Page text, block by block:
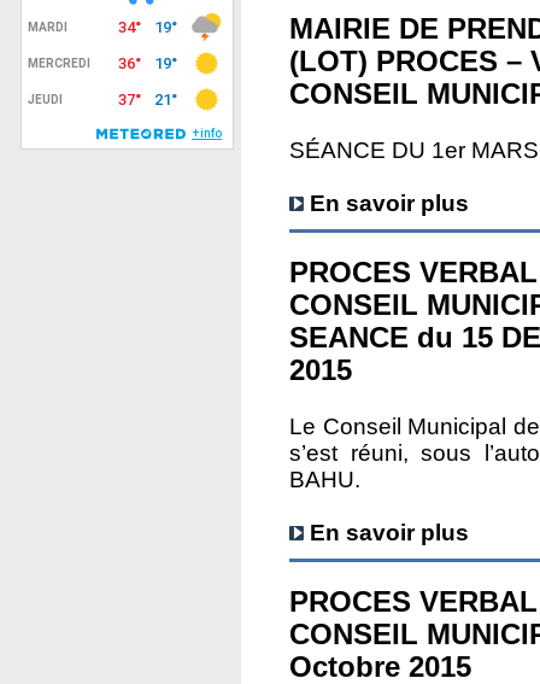
MAIRIE DE
(LOT) PROCES –
CONSEIL
SÉANCE DU 1er
En savoir plus
PROCES
CONSEIL
SEANCE du 15
2015
Le Conseil Municipal
s’est réuni, sous
BAHU.
En savoir plus
PROCES
CONSEIL
Octobre 2015